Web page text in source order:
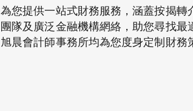
為您提供一站式財務服務，涵蓋按揭
團隊及廣泛金融機構網絡，助您尋找最
旭晨會計師事務所均為您度身定制財務